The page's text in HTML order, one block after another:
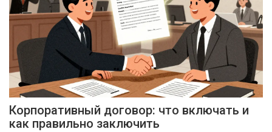
Корпоративный договор: что включать и
как правильно заключить